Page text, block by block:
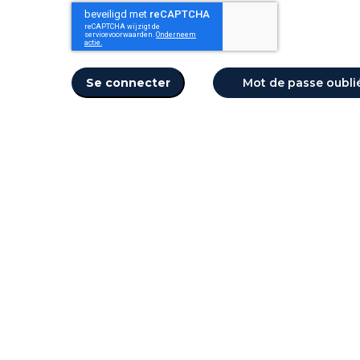
Se connecter Mot de passe